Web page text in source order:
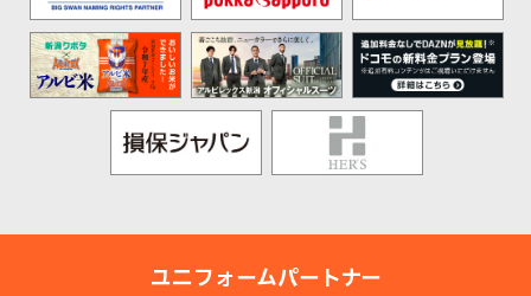
ユニフォームパートナー